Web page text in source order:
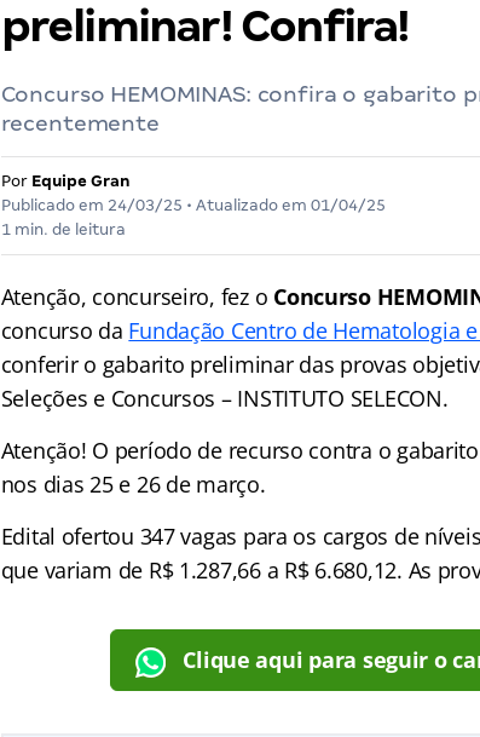
preliminar! Confira!
Concurso HEMOMINAS: confira o gabarito
recentemente
Por Equipe Gran
Publicado em 24/03/25 • Atualizado em 01/04/25
1 min. de leitura
Atenção, concurseiro, fez o Concurso
concurso da Fundação Centro de Hematologia
conferir o gabarito preliminar das provas
Seleções e Concursos – INSTITUTO SELECON.
Atenção! O período de recurso contra o
nos dias 25 e 26 de março.
Edital ofertou 347 vagas para os cargos de
que variam de R$ 1.287,66 a R$ 6.680,12. As
Clique aqui para seguir o